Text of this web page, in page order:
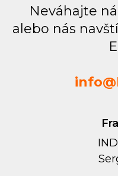
Neváhajte
alebo nás